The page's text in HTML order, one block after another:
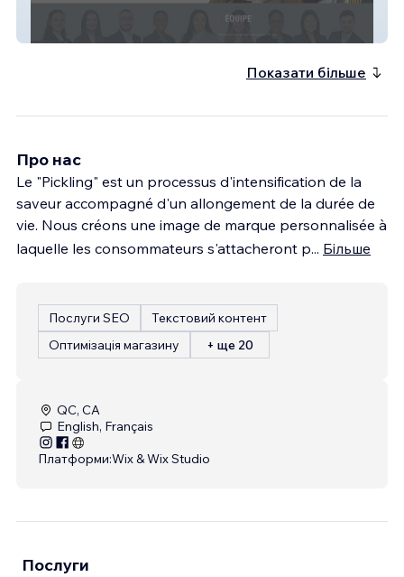
Показати більше
Про нас
Le "Pickling" est un processus d'intensification de la
saveur accompagné d'un allongement de la durée de
vie. Nous créons une image de marque personnalisée à
laquelle les consommateurs s'attacheront p... Більше
Послуги SEO
Текстовий контент
Оптимізація магазину
+ ще 20
QC, CA
English, Français
Платформи:Wix & Wix Studio
Послуги